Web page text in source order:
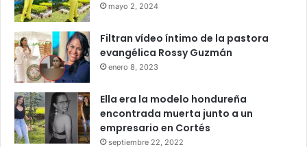
que dificulta acceder a proyectos de remodelación o
financiamiento internacional.
Escuelas quedan fuera de
proyectos por falta de títulos
El diputado explicó que varios organismos nacionales e
internacionales exigen que los centros educativos tengan
mayo 2, 2024
Filtran vídeo íntimo de la pastora
evangélica Rossy Guzmán
enero 8, 2023
Ella era la modelo hondureña
encontrada muerta junto a un
empresario en Cortés
septiembre 22, 2022